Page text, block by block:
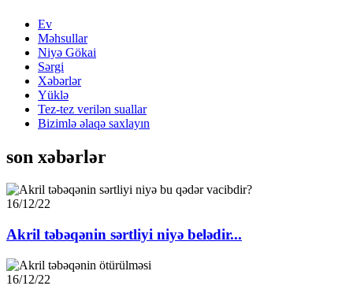
Ev
Məhsullar
Niyə Gökai
Sərgi
Xəbərlər
Yüklə
Tez-tez verilən suallar
Bizimlə əlaqə saxlayın
son xəbərlər
16/12/22
Akril təbəqənin sərtliyi niyə belədir...
16/12/22